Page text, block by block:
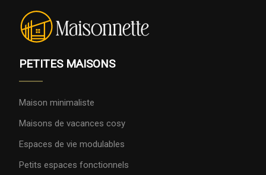
PETITES MAISONS
Maison minimaliste
Maisons de vacances cosy
Espaces de vie modulables
Petits espaces fonctionnels